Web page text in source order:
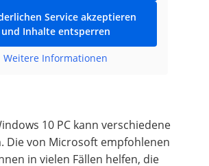
Service akzeptieren
und Inhalte entsperren
Weitere Informationen
10 PC kann verschiedene
Die von Microsoft empfohlenen
in vielen Fällen helfen, die